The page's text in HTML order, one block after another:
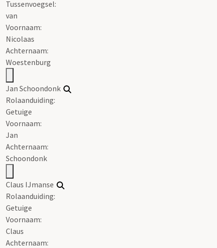
Tussenvoegsel:
van
Voornaam:
Nicolaas
Achternaam:
Woestenburg
Jan Schoondonk
Rolaanduiding:
Getuige
Voornaam:
Jan
Achternaam:
Schoondonk
Claus IJmanse
Rolaanduiding:
Getuige
Voornaam:
Claus
Achternaam: